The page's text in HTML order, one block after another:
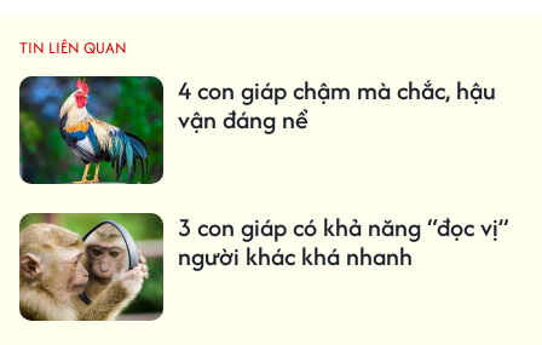
TIN LIÊN QUAN
4 con giáp chậm mà chắc, hậu
vận đáng nể
3 con giáp có khả năng “đọc vị”
người khác khá nhanh